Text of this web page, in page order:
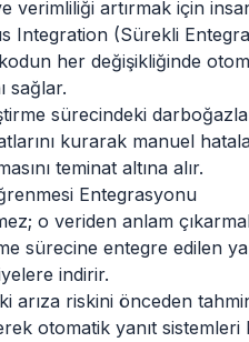
verimliliği artırmak için
Integration (Sürekli
her değişikliğinde
sağlar.
sürecindeki
kurarak manuel
teminat altına alır.
Entegrasyonu
o veriden anlam
sürecine entegre edilen
indirir.
arıza riskini önceden
otomatik yanıt sistemleri